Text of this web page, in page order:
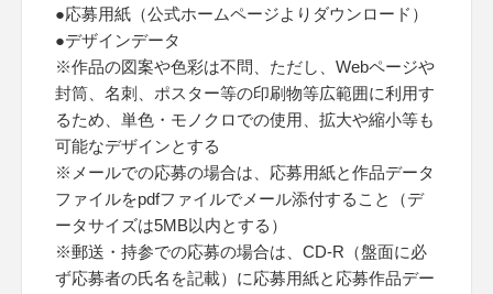
●応募用紙（公式ホームページよりダウンロード）
●デザインデータ
※作品の図案や色彩は不問、ただし、Webページや
封筒、名刺、ポスター等の印刷物等広範囲に利用す
るため、単色・モノクロでの使用、拡大や縮小等も
可能なデザインとする
※メールでの応募の場合は、応募用紙と作品データ
ファイルをpdfファイルでメール添付すること（デ
ータサイズは5MB以内とする）
※郵送・持参での応募の場合は、CD-R（盤面に必
ず応募者の氏名を記載）に応募用紙と応募作品デー